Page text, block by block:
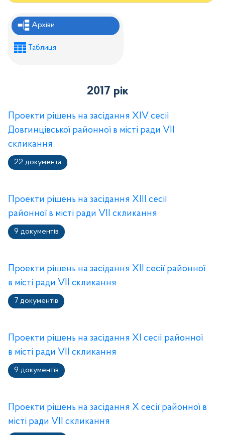
Рішення районної ради
Рішення виконавчого комітету
Розпорядження районного голови
Проекти рішень районної ради
Архіви
Таблиця
2017 рік
Проекти рішень на засідання XІV сесії
Довгинцівської районної в місті ради VIІ
скликання
22 документа
Проекти рішень на засідання XІІІ сесії
районної в місті ради VIІ скликання
9 документів
Проекти рішень на засідання XІІ сесії районної
в місті ради VIІ скликання
7 документів
Проекти рішень на засідання XІ сесії районної
в місті ради VIІ скликання
9 документів
Проекти рішень на засідання X сесії районної в
місті ради VIІ скликання